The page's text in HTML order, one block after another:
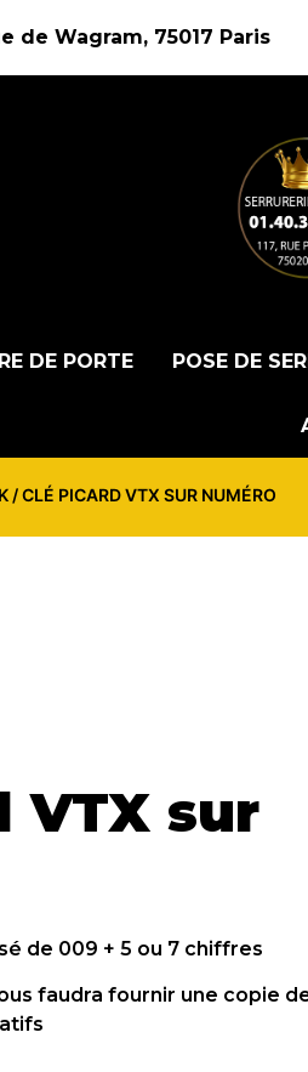
de Wagram, 75017 Paris
DE PORTE POSE DE
/ CLÉ PICARD VTX SUR NUMÉRO
VTX sur
de 009 + 5 ou 7 chiffres
faudra fournir une copie